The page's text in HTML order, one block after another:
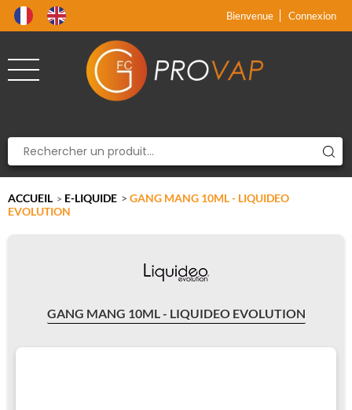
Bienvenue Connexion
ACCUEIL > E-LIQUIDE > GANG MANG 10ML - LIQUIDEO
EVOLUTION
GANG MANG 10ML - LIQUIDEO EVOLUTION
x
x